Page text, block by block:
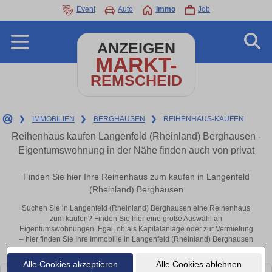
Alle Cookies akzeptieren Alle Cookies ablehnen
Event Auto Immo Job
ANZEIGEN
MARKT-
REMSCHEID
❯ IMMOBILIEN ❯ BERGHAUSEN ❯ REIHENHAUS-KAUFEN
Reihenhaus kaufen Langenfeld (Rheinland) Berghausen -
Eigentumswohnung in der Nähe finden auch von privat
Finden Sie hier Ihre Reihenhaus zum kaufen in Langenfeld
(Rheinland) Berghausen
Suchen Sie in Langenfeld (Rheinland) Berghausen eine Reihenhaus
zum kaufen? Finden Sie hier eine große Auswahl an
Eigentumswohnungen. Egal, ob als Kapitalanlage oder zur Vermietung
– hier finden Sie Ihre Immobilie in Langenfeld (Rheinland) Berghausen
oder in der Nähe.